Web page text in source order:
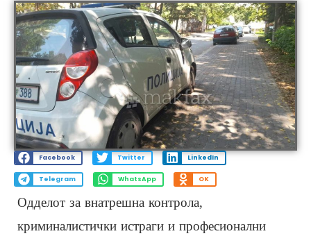
Facebook Twitter LinkedIn
Telegram WhatsApp OK
Одделот за внатрешна контрола,
криминалистички истраги и професионални